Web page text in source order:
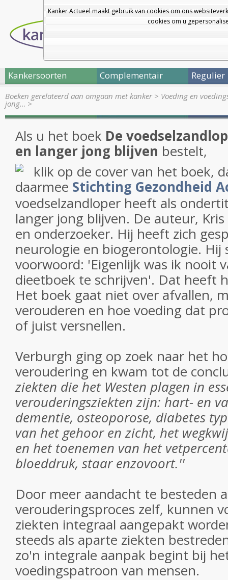
Kanker Actueel maakt gebruik van cookies om ons
cookies om u
Kankersoorten Complementair Regulier
Boeken gerelateerd aan omgaan met kanker> Voeding en
jong… >
Als u het boek De
en langer jong blijven bestelt,
klik op de cover van het boek,
daarmee Stichting Gezondheid
voedselzandloper heeft als
langer jong blijven. De auteur,
en onderzoeker. Hij heeft zich
neurologie en biogerontologie. Hij
voorwoord: 'Eigenlijk was ik nooit
dieetboek te schrijven'. Dat heeft
Het boek gaat niet over afvallen,
verouderen en hoe voeding dat
of juist versnellen.
Verburgh ging op zoek naar het
veroudering en kwam tot de
ziekten die het Westen plagen in
verouderingsziekten zijn: hart- en
dementie, osteoporose, diabetes
van het gehoor en zicht, het
en het toenemen van het
bloeddruk, staar enzovoort.''
Door meer aandacht te besteden
verouderingsproces zelf, kunnen
ziekten integraal aangepakt
steeds als aparte ziekten
zo'n integrale aanpak begint bij
voedingspatroon van mensen.